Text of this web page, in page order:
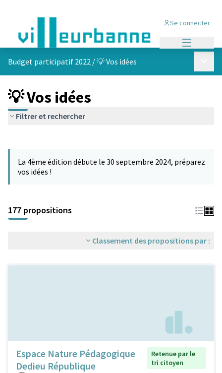
Se connecter
Budget participatif 2022 /💡 Vos idées
💡 Vos idées
Filtrer et rechercher
−
La 4ème édition débute le 30 septembre 2024, préparez
vos idées !
177 propositions
Classement des propositions par :
Espace Nature Pédagogique
Dedieu République
Retenue par le
tri citoyen